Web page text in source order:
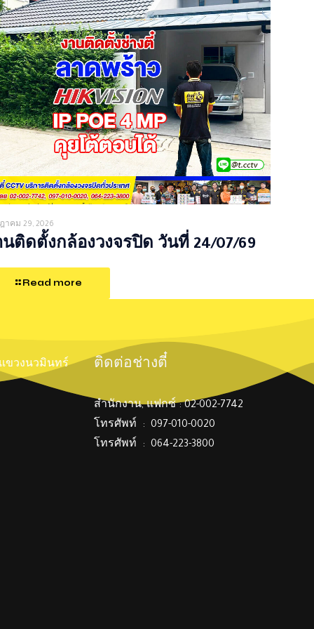
าคม 29, 2026
นติดตั้งกล้องวงจรปิด วันที่ 24/07/69
Read more
แขวงนวมินทร์ ติดต่อช่างตี๋
สำนักงาน, แฟกซ์ : 02-002-7742
โทรศัพท์ : 097-010-0020
โทรศัพท์ : 064-223-3800